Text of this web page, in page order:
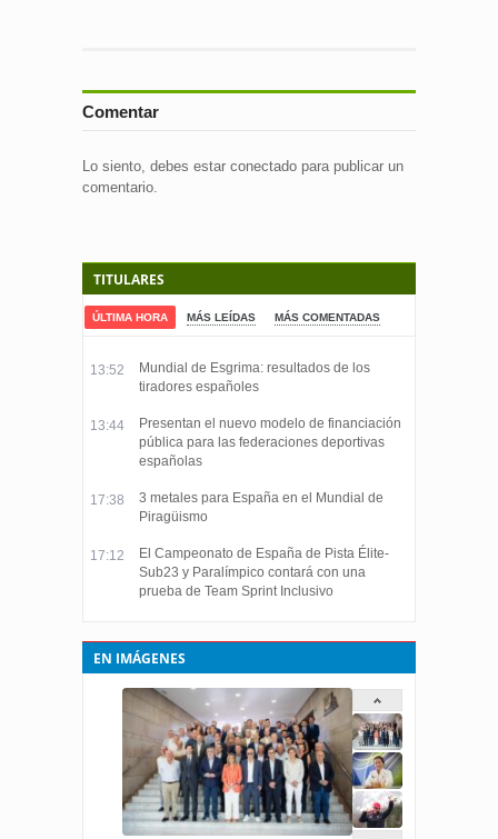
Comentar
Lo siento, debes estar conectado para publicar un
comentario.
TITULARES
ÚLTIMA HORA MÁS LEÍDAS MÁS COMENTADAS
13:52
Mundial de Esgrima: resultados de los
tiradores españoles
13:44
Presentan el nuevo modelo de financiación
pública para las federaciones deportivas
españolas
17:38
3 metales para España en el Mundial de
Piragüismo
17:12
El Campeonato de España de Pista Élite-
Sub23 y Paralímpico contará con una
prueba de Team Sprint Inclusivo
EN IMÁGENES